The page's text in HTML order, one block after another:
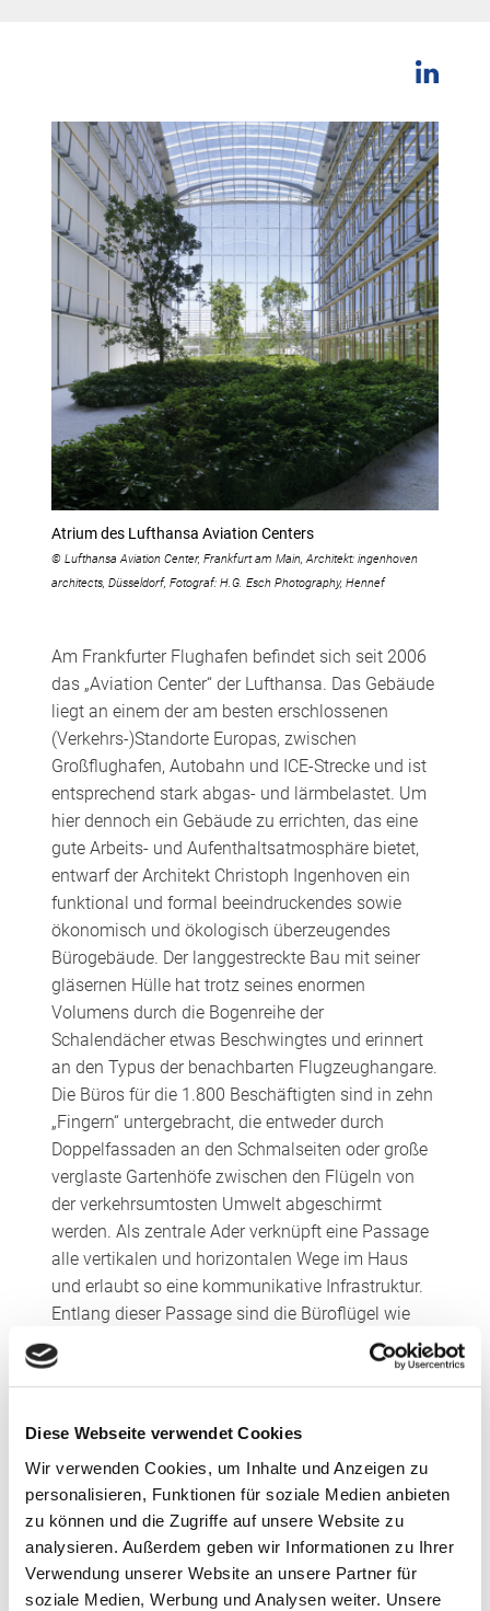
Diese Webseite verwendet Cookies
Wir verwenden Cookies, um Inhalte und Anzeigen zu
personalisieren, Funktionen für soziale Medien anbieten
zu können und die Zugriffe auf unsere Website zu
analysieren. Außerdem geben wir Informationen zu Ihrer
Verwendung unserer Website an unsere Partner für
soziale Medien, Werbung und Analysen weiter. Unsere
Atrium des Lufthansa Aviation Centers
© Lufthansa Aviation Center, Frankfurt am Main, Architekt: ingenhoven
architects, Düsseldorf, Fotograf: H.G. Esch Photography, Hennef
Am Frankfurter Flughafen befindet sich seit 2006
das „Aviation Center“ der Lufthansa. Das Gebäude
liegt an einem der am besten erschlossenen
(Verkehrs-)Standorte Europas, zwischen
Großflughafen, Autobahn und ICE-Strecke und ist
entsprechend stark abgas- und lärmbelastet. Um
hier dennoch ein Gebäude zu errichten, das eine
gute Arbeits- und Aufenthaltsatmosphäre bietet,
entwarf der Architekt Christoph Ingenhoven ein
funktional und formal beeindruckendes sowie
ökonomisch und ökologisch überzeugendes
Bürogebäude. Der langgestreckte Bau mit seiner
gläsernen Hülle hat trotz seines enormen
Volumens durch die Bogenreihe der
Schalendächer etwas Beschwingtes und erinnert
an den Typus der benachbarten Flugzeughangare.
Die Büros für die 1.800 Beschäftigten sind in zehn
„Fingern“ untergebracht, die entweder durch
Doppelfassaden an den Schmalseiten oder große
verglaste Gartenhöfe zwischen den Flügeln von
der verkehrsumtosten Umwelt abgeschirmt
werden. Als zentrale Ader verknüpft eine Passage
alle vertikalen und horizontalen Wege im Haus
und erlaubt so eine kommunikative Infrastruktur.
Entlang dieser Passage sind die Büroflügel wie
Häuser an einer Straße aufgereiht. Alle Büros
orientieren sich zu einem der Atrien und können so
Bepflanzungen der Gärten sind den verschiedenen
anfliegt. Sie dienen als Kälte-, Wärme- und
Lärmpuffer